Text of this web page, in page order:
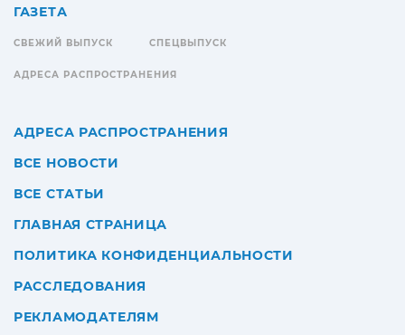
ГАЗЕТА
СВЕЖИЙ ВЫПУСК СПЕЦВЫПУСК
АДРЕСА РАСПРОСТРАНЕНИЯ
АДРЕСА РАСПРОСТРАНЕНИЯ
ВСЕ НОВОСТИ
ВСЕ СТАТЬИ
ГЛАВНАЯ СТРАНИЦА
ПОЛИТИКА КОНФИДЕНЦИАЛЬНОСТИ
РАССЛЕДОВАНИЯ
РЕКЛАМОДАТЕЛЯМ